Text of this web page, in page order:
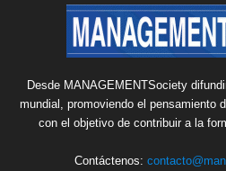
Desde MANAGEMENTSociety
mundial, promoviendo el pensamiento
con el objetivo de contribuir a la
Contáctenos: